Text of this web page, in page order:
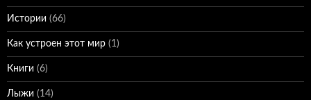
Истории (66)
Как устроен этот мир (1)
Книги (6)
Лыжи (14)